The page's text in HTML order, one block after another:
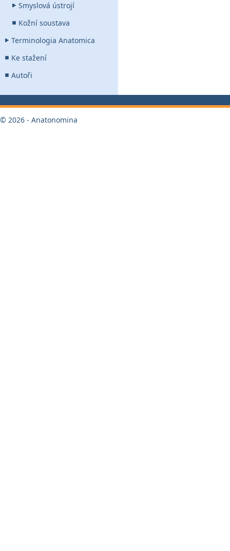
Smyslová ústrojí
Kožní soustava
Terminologia Anatomica
Ke stažení
Autoři
© 2026 - Anatonomina